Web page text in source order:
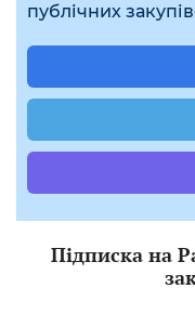
публічних
Підписка на